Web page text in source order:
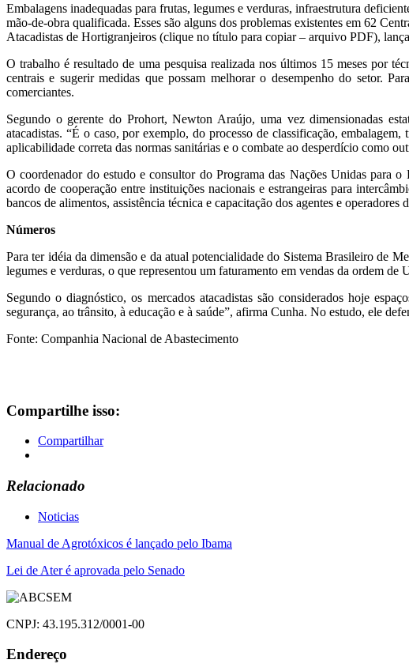
Embalagens inadequadas para frutas, legumes e verduras, infraestrutura
mão-de-obra qualificada. Esses são alguns dos problemas existentes em 62
Atacadistas de Hortigranjeiros (clique no título para copiar – arquivo PDF),
O trabalho é resultado de uma pesquisa realizada nos últimos 15 meses por
centrais e sugerir medidas que possam melhorar o desempenho do setor.
comerciantes.
Segundo o gerente do Prohort, Newton Araújo, uma vez dimensionadas
atacadistas. “É o caso, por exemplo, do processo de classificação,
aplicabilidade correta das normas sanitárias e o combate ao desperdício como
O coordenador do estudo e consultor do Programa das Nações Unidas para
acordo de cooperação entre instituições nacionais e estrangeiras para
bancos de alimentos, assistência técnica e capacitação dos agentes e operadores
Números
Para ter idéia da dimensão e da atual potencialidade do Sistema Brasileiro de
legumes e verduras, o que representou um faturamento em vendas da ordem
Segundo o diagnóstico, os mercados atacadistas são considerados hoje
segurança, ao trânsito, à educação e à saúde”, afirma Cunha. No estudo, ele
Fonte: Companhia Nacional de Abastecimento
Compartilhe isso:
Compartilhar
Relacionado
Noticias
Navegação
de
Post
Manual de Agrotóxicos é lançado pelo Ibama
Lei de Ater é aprovada pelo Senado
CNPJ: 43.195.312/0001-00
Endereço